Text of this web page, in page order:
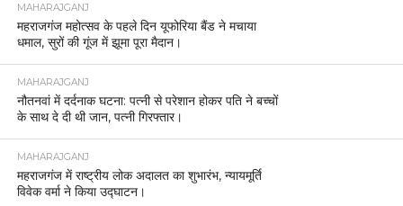
MAHARAJGANJ
महराजगंज महोत्सव के पहले दिन यूफोरिया बैंड ने मचाया
धमाल, सुरों की गूंज में झूमा पूरा मैदान।
MAHARAJGANJ
नौतनवां में दर्दनाक घटना: पत्नी से परेशान होकर पति ने बच्चों
के साथ दे दी थी जान, पत्नी गिरफ्तार।
MAHARAJGANJ
महराजगंज में राष्ट्रीय लोक अदालत का शुभारंभ, न्यायमूर्ति
विवेक वर्मा ने किया उद्घाटन।